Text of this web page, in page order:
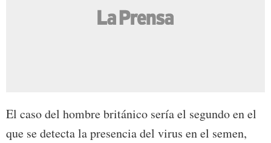
El caso del hombre británico sería el segundo en el
que se detecta la presencia del virus en el semen,